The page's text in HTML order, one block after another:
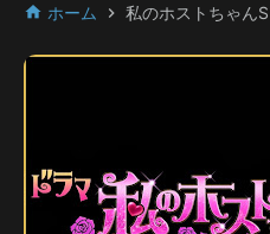
home ホーム chevron_right 私のホストちゃんS